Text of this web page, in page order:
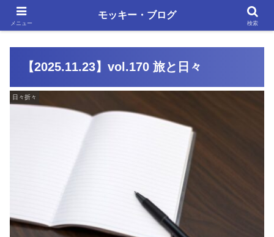
単調な日々にも、いろいろあります
【2025.11.23】vol.170 旅と日々
日々折々
メニュー
モッキー・ブログ
検索